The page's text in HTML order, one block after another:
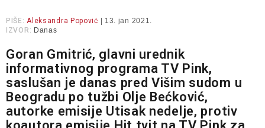
PIŠE: Aleksandra Popović | 13. jan 2021.
IZVOR: Danas
Goran Gmitrić, glavni urednik
informativnog programa TV Pink,
saslušan je danas pred Višim sudom u
Beogradu po tužbi Olje Bećković,
autorke emisije Utisak nedelje, protiv